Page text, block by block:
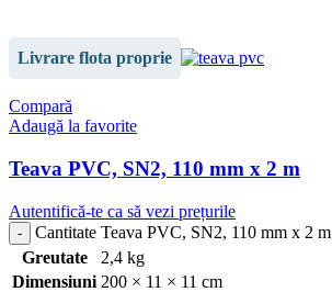
Livrare flota proprie
Compară
Adaugă la favorite
Teava PVC, SN2, 110 mm x 2 m
Autentifică-te ca să vezi prețurile
Cantitate Teava PVC, SN2, 110 mm x 2 m
Greutate
2,4 kg
Dimensiuni 200 × 11 × 11 cm